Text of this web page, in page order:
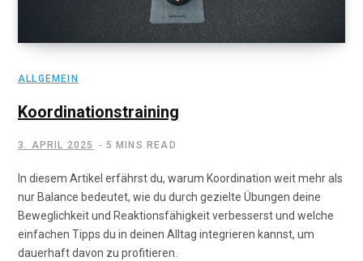
ALLGEMEIN
Koordinationstraining
3. APRIL 2025 5 MINS READ
In diesem Artikel erfährst du, warum Koordination weit mehr als
nur Balance bedeutet, wie du durch gezielte Übungen deine
Beweglichkeit und Reaktionsfähigkeit verbesserst und welche
einfachen Tipps du in deinen Alltag integrieren kannst, um
dauerhaft davon zu profitieren.